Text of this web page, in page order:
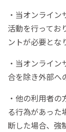
・当オンライン
活動を行ってお
ントが必要とな
・当オンライ
合を除き外部へ
・他の利用者
る行為があった
断した場合、強